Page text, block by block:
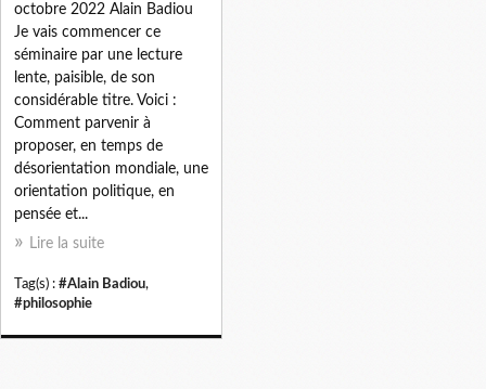
octobre 2022 Alain Badiou
Je vais commencer ce
séminaire par une lecture
lente, paisible, de son
considérable titre. Voici :
Comment parvenir à
proposer, en temps de
désorientation mondiale, une
orientation politique, en
pensée et...
Lire la suite
Tag(s) : #Alain Badiou,
#philosophie